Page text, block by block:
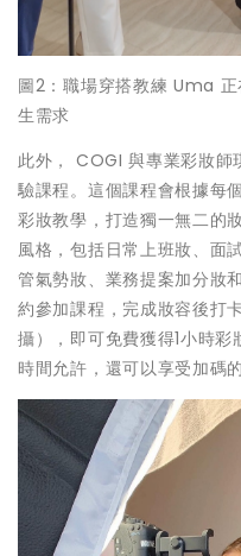
圖2：職場穿搭教練 Uma
生需求
此外， COGI 與專業彩妝師
驗課程。這個課程會根據每
彩妝教學，打造獨一無二的
風格，包括日常上班妝、面
管氣勢妝、業務提案加分妝
約參加課程，完成妝容後打
攝），即可免費獲得1小時
時間允許，還可以享受加碼